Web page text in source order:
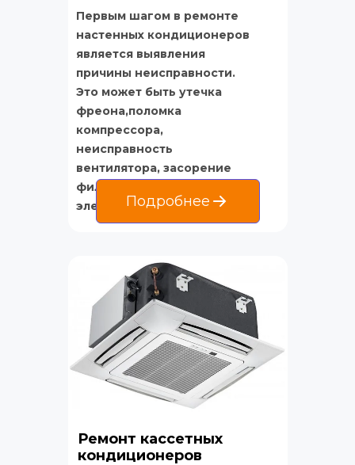
Первым шагом в ремонте
настенных кондиционеров
является выявления
причины неисправности.
Это может быть утечка
фреона,поломка
компрессора,
неисправность
вентилятора, засорение
фильтров или проблемы с
электрической частью.
Ремонт кассетных
кондиционеров
Подробнее